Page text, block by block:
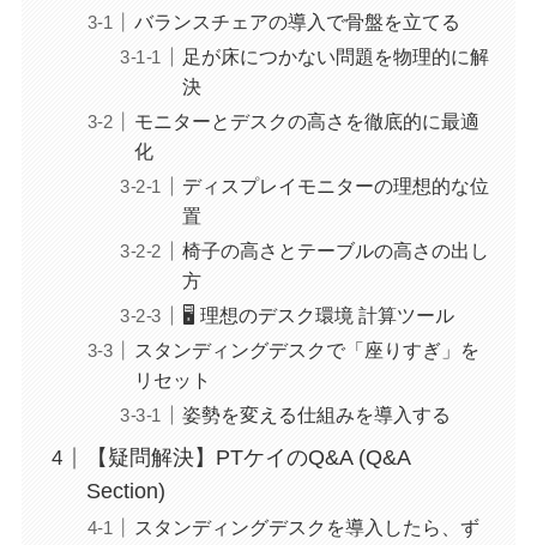
バランスチェアの導入で骨盤を立てる
足が床につかない問題を物理的に解
決
モニターとデスクの高さを徹底的に最適
化
ディスプレイモニターの理想的な位
置
椅子の高さとテーブルの高さの出し
方
🖥️ 理想のデスク環境 計算ツール
スタンディングデスクで「座りすぎ」を
リセット
姿勢を変える仕組みを導入する
【疑問解決】PTケイのQ&A (Q&A
Section)
スタンディングデスクを導入したら、ず